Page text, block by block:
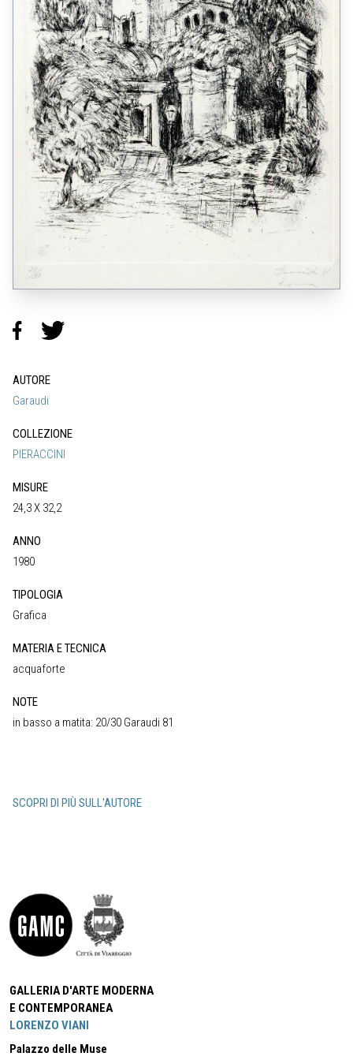
AUTORE
Garaudi
COLLEZIONE
PIERACCINI
MISURE
24,3 X 32,2
ANNO
1980
TIPOLOGIA
Grafica
MATERIA E TECNICA
acquaforte
NOTE
in basso a matita: 20/30 Garaudi 81
SCOPRI DI PIÙ SULL'AUTORE
GALLERIA D'ARTE MODERNA
E CONTEMPORANEA
LORENZO VIANI
Palazzo delle Muse